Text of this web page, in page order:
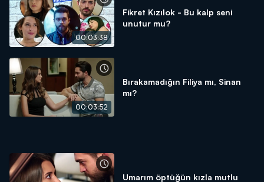
00:03:38
Fikret Kızılok - Bu kalp seni
unutur mu?
00:03:52
Bırakamadığın Filiya mı, Sinan
mı?
Umarım öptüğün kızla mutlu